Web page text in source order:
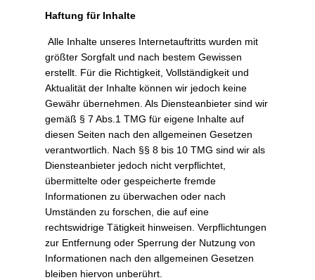
z
2
0
1
8
b
y
U
l
i
S
t
o
t
z
Haftung für Inhalte
Alle Inhalte unseres Internetauftritts wurden mit
größter Sorgfalt und nach bestem Gewissen
erstellt. Für die Richtigkeit, Vollständigkeit und
Aktualität der Inhalte können wir jedoch keine
Gewähr übernehmen. Als Diensteanbieter sind wir
gemäß § 7 Abs.1 TMG für eigene Inhalte auf
diesen Seiten nach den allgemeinen Gesetzen
verantwortlich. Nach §§ 8 bis 10 TMG sind wir als
Diensteanbieter jedoch nicht verpflichtet,
übermittelte oder gespeicherte fremde
Informationen zu überwachen oder nach
Umständen zu forschen, die auf eine
rechtswidrige Tätigkeit hinweisen. Verpflichtungen
zur Entfernung oder Sperrung der Nutzung von
Informationen nach den allgemeinen Gesetzen
bleiben hiervon unberührt.